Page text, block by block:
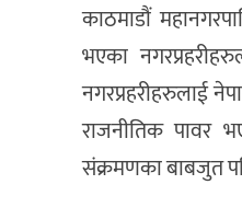
काठमाडौं
भएका
नगरप्रहरीहरुलाई
राजनीतिक पावर
संक्रमणका बाबजुत